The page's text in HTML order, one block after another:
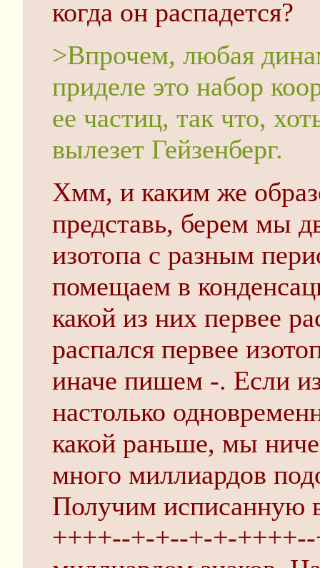
когда он распадется?
>Впрочем, любая
приделе это набор
ее частиц, так что,
вылезет Гейзенберг.
Хмм, и каким же
представь, берем мы
изотопа с разным
помещаем в
какой из них первее
распался первее
иначе пишем -. Если
настолько
какой раньше, мы
много миллиардов
Получим исписанную
++++--+-+--+-+-